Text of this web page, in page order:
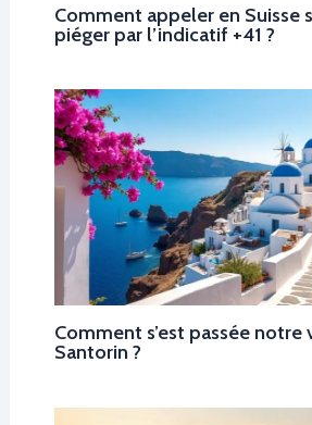
Comment appeler en Suisse
piéger par l’indicatif +41 ?
Comment s’est passée notre
Santorin ?